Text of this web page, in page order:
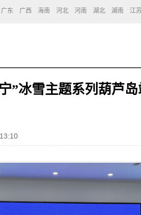
广东 广西 海南 河北 河南 湖北 湖南 江苏
”冰雪主题系列葫芦